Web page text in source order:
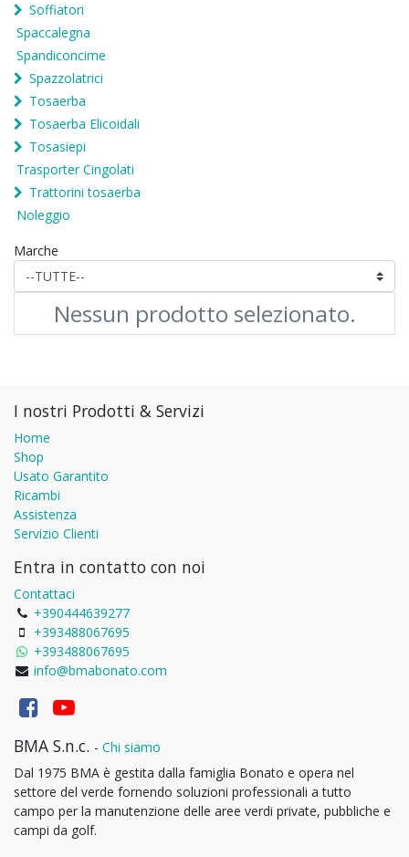
Soffiatori
Spaccalegna
Spandiconcime
Spazzolatrici
Tosaerba
Tosaerba Elicoidali
Tosasiepi
Trasporter Cingolati
Trattorini tosaerba
Noleggio
Marche
Nessun prodotto selezionato.
I nostri Prodotti & Servizi
Home
Shop
Usato Garantito
Ricambi
Assistenza
Servizio Clienti
Entra in contatto con noi
Contattaci
+390444639277
+393488067695
+393488067695
info@bmabonato.com
BMA S.n.c. - Chi siamo
Dal 1975 BMA è gestita dalla famiglia Bonato e opera nel
settore del verde fornendo soluzioni professionali a tutto
campo per la manutenzione delle aree verdi private, pubbliche e
campi da golf.